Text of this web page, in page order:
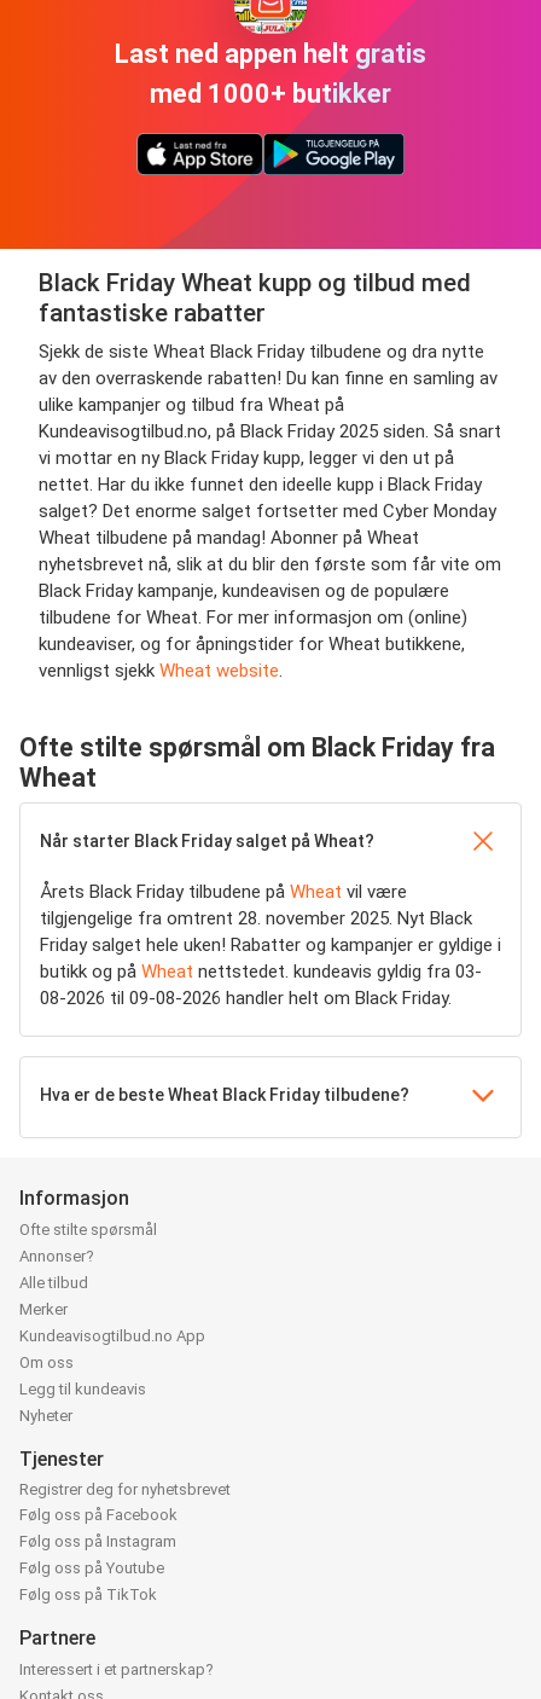
Last ned appen helt gratis
med 1000+ butikker
Black Friday Wheat kupp og tilbud med
fantastiske rabatter
Sjekk de siste Wheat Black Friday tilbudene og dra nytte
av den overraskende rabatten! Du kan finne en samling av
ulike kampanjer og tilbud fra Wheat på
Kundeavisogtilbud.no, på Black Friday 2025 siden. Så snart
vi mottar en ny Black Friday kupp, legger vi den ut på
nettet. Har du ikke funnet den ideelle kupp i Black Friday
salget? Det enorme salget fortsetter med Cyber Monday
Wheat tilbudene på mandag! Abonner på Wheat
nyhetsbrevet nå, slik at du blir den første som får vite om
Black Friday kampanje, kundeavisen og de populære
tilbudene for Wheat. For mer informasjon om (online)
kundeaviser, og for åpningstider for Wheat butikkene,
vennligst sjekk Wheat website.
Ofte stilte spørsmål om Black Friday fra
Wheat
Når starter Black Friday salget på Wheat?
Årets Black Friday tilbudene på Wheat vil være
tilgjengelige fra omtrent 28. november 2025. Nyt Black
Friday salget hele uken! Rabatter og kampanjer er gyldige i
butikk og på Wheat nettstedet. kundeavis gyldig fra 03-
08-2026 til 09-08-2026 handler helt om Black Friday.
Hva er de beste Wheat Black Friday tilbudene?
Informasjon
Ofte stilte spørsmål
Annonser?
Alle tilbud
Merker
Kundeavisogtilbud.no App
Om oss
Legg til kundeavis
Nyheter
Tjenester
Registrer deg for nyhetsbrevet
Følg oss på Facebook
Følg oss på Instagram
Følg oss på Youtube
Følg oss på TikTok
Partnere
Interessert i et partnerskap?